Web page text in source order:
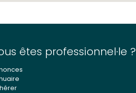
êtes professionnel·le ?